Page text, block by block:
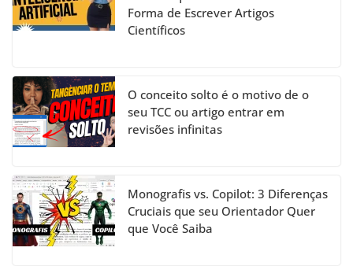
Forma de Escrever Artigos
Científicos
O conceito solto é o motivo de o
seu TCC ou artigo entrar em
revisões infinitas
Monografis vs. Copilot: 3 Diferenças
Cruciais que seu Orientador Quer
que Você Saiba